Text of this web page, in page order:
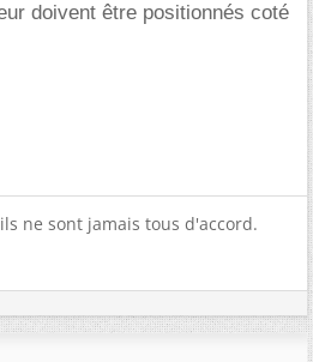
doivent être positionnés coté
ne sont jamais tous d'accord.